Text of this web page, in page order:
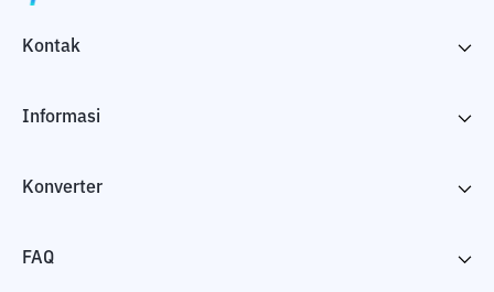
Kontak
Informasi
Konverter
FAQ